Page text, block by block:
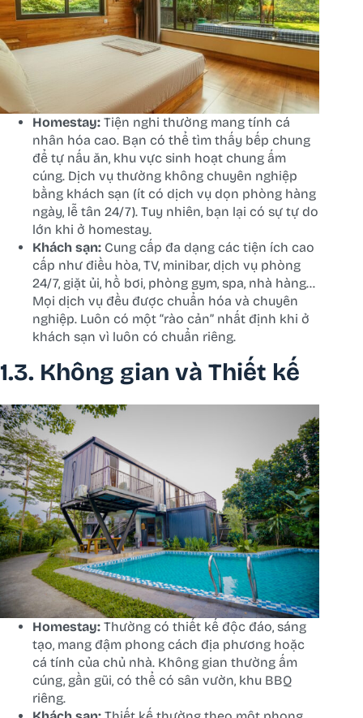
Homestay: Tiện nghi thường mang tính cá
nhân hóa cao. Bạn có thể tìm thấy bếp chung
để tự nấu ăn, khu vực sinh hoạt chung ấm
cúng. Dịch vụ thường không chuyên nghiệp
bằng khách sạn (ít có dịch vụ dọn phòng hàng
ngày, lễ tân 24/7). Tuy nhiên, bạn lại có sự tự do
lớn khi ở homestay.
Khách sạn: Cung cấp đa dạng các tiện ích cao
cấp như điều hòa, TV, minibar, dịch vụ phòng
24/7, giặt ủi, hồ bơi, phòng gym, spa, nhà hàng…
Mọi dịch vụ đều được chuẩn hóa và chuyên
nghiệp. Luôn có một “rào cản” nhất định khi ở
khách sạn vì luôn có chuẩn riêng.
1.3. Không gian và Thiết kế
Homestay: Thường có thiết kế độc đáo, sáng
tạo, mang đậm phong cách địa phương hoặc
cá tính của chủ nhà. Không gian thường ấm
cúng, gần gũi, có thể có sân vườn, khu BBQ
riêng.